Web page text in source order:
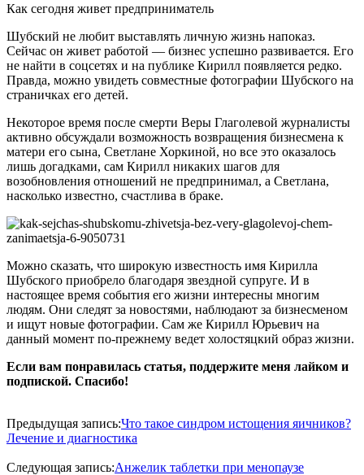
Как сегодня живет предприниматель
Шубский не любит выставлять личную жизнь напоказ.
Сейчас он живет работой — бизнес успешно развивается. Его
не найти в соцсетях и на публике Кирилл появляется редко.
Правда, можно увидеть совместные фотографии Шубского на
страничках его детей.
Некоторое время после смерти Веры Глаголевой журналисты
активно обсуждали возможность возвращения бизнесмена к
матери его сына, Светлане Хоркиной, но все это оказалось
лишь догадками, сам Кирилл никаких шагов для
возобновления отношений не предпринимал, а Светлана,
насколько известно, счастлива в браке.
Можно сказать, что широкую известность имя Кирилла
Шубского приобрело благодаря звездной супруге. И в
настоящее время события его жизни интересны многим
людям. Они следят за новостями, наблюдают за бизнесменом
и ищут новые фотографии. Сам же Кирилл Юрьевич на
данный момент по-прежнему ведет холостяцкий образ жизни.
Если вам понравилась статья, поддержите меня лайком и
подпиской. Спасибо!
05-
12
Предыдущая запись:Что такое синдром истощения яичников?
Лечение и диагностика
Следующая запись:Анжелик таблетки при менопаузе